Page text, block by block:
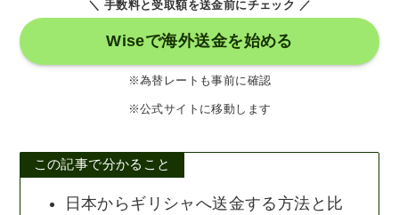
＼ 手数料と受取額を送金前にチェック ／
Wiseで海外送金を始める
※為替レートも事前に確認
※公式サイトに移動します
この記事で分かること
日本からギリシャへ送金する方法と比